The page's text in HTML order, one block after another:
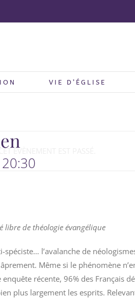
VIE D’ÉGLISE
ÉVÈNEMENT EST PASSÉ.
20:30
libre de théologie évangélique
l’avalanche de
Même si le phénomène
récente, 96% des Français
plus largement les esprits.